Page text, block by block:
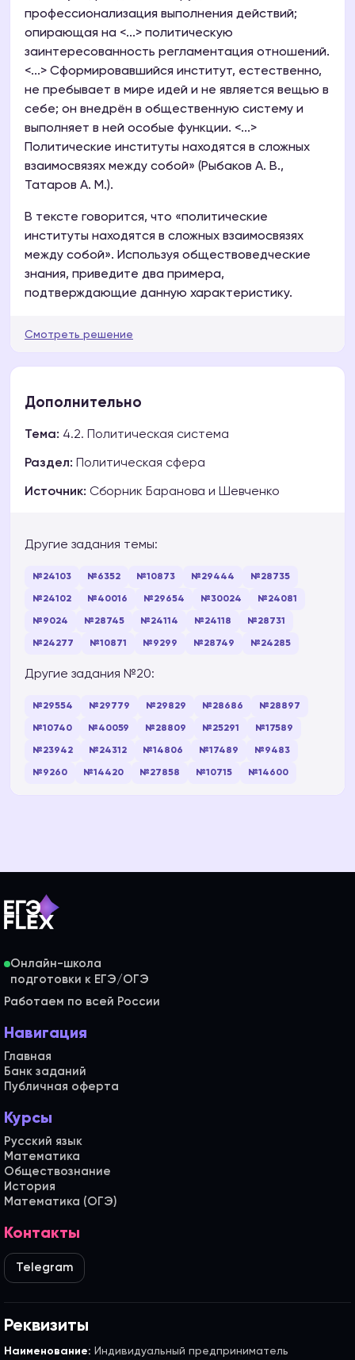
профессионализация выполнения действий;
опирающая на <...> политическую
заинтересованность регламентация отношений.
<...> Сформировавшийся институт, естественно,
не пребывает в мире идей и не является вещью в
себе; он внедрён в общественную систему и
выполняет в ней особые функции. <...>
Политические институты находятся в сложных
взаимосвязях между собой» (Рыбаков А. В.,
Татаров А. М.).
В тексте говорится, что «политические
институты находятся в сложных взаимосвязях
между собой». Используя обществоведческие
знания, приведите два примера,
подтверждающие данную характеристику.
Смотреть решение
Дополнительно
Тема: 4.2. Политическая система
Раздел: Политическая сфера
Источник: Сборник Баранова и Шевченко
Другие задания темы:
№24103 №6352 №10873 №29444 №28735
№24102 №40016 №29654 №30024 №24081
№9024 №28745 №24114 №24118 №28731
№24277 №10871 №9299 №28749 №24285
Другие задания №20:
№29554 №29779 №29829 №28686 №28897
№10740 №40059 №28809 №25291 №17589
№23942 №24312 №14806 №17489 №9483
№9260 №14420 №27858 №10715 №14600
Онлайн-школа
Работаем по всей России
Навигация
Главная
Банк заданий
Публичная оферта
Курсы
Русский язык
Математика
Обществознание
История
Математика (ОГЭ)
Контакты
Telegram
Реквизиты
Наименование: Индивидуальный предприниматель